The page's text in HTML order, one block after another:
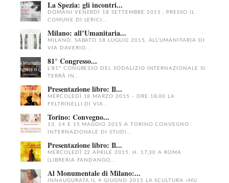
La Spezia: gli incontri...
DOMANI VENERDÌ 18 SETTEMBRE 2015 , PRESSO IL
COMUNE DI LERICI...
Milano: all’Umanitaria...
MILANO, SABATO 18 LUGLIO 2015, ALL’UMANITARIA DI
VIA DAVERIO...
81° Congresso...
L'81° CONGRESSO DEL SODALIZIO INTERNAZIONALE SI
TERRÀ IN...
Presentazione libro: Il...
MERCOLEDÌ 18 MARZO 2015 - ORE 18,00 LA
FELTRINELLI DI VIA...
Torino: Convegno...
13, 14 E 15 MAGGIO 2015 A TORINO CONVEGNO
INTERNAZIONALE DI STUDI...
Presentazione libro: Il...
MERCOLEDÌ 22 APRILE 2015, H. 17,30 A ROMA
(LIBRERIA FANDANGO,...
Al Monumentale di Milano:...
INNAUGURATA IL 4 GIUGNO 2015 LA SCULTURA «MU